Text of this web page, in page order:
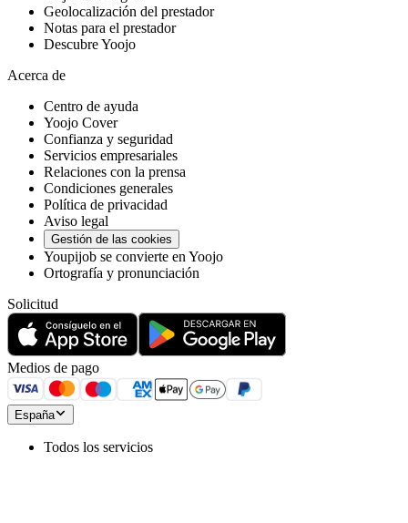
Geolocalización del prestador
Notas para el prestador
Descubre Yoojo
Acerca de
Centro de ayuda
Yoojo Cover
Confianza y seguridad
Servicios empresariales
Relaciones con la prensa
Condiciones generales
Política de privacidad
Aviso legal
Gestión de las cookies
Youpijob se convierte en Yoojo
Ortografía y pronunciación
Solicitud
Medios de pago
España
Todos los servicios